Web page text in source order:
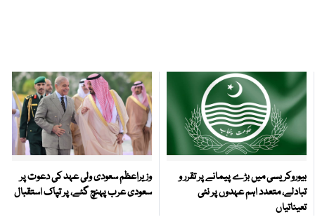
بیوروکریسی میں بڑے پیمانے پر تقرر و
تبادلے، متعدد اہم عہدوں پر نئی
تعیناتیاں
وزیراعظم سعودی ولی عہد کی دعوت پر
سعودی عرب پہنچ گئے، پر تپاک استقبال